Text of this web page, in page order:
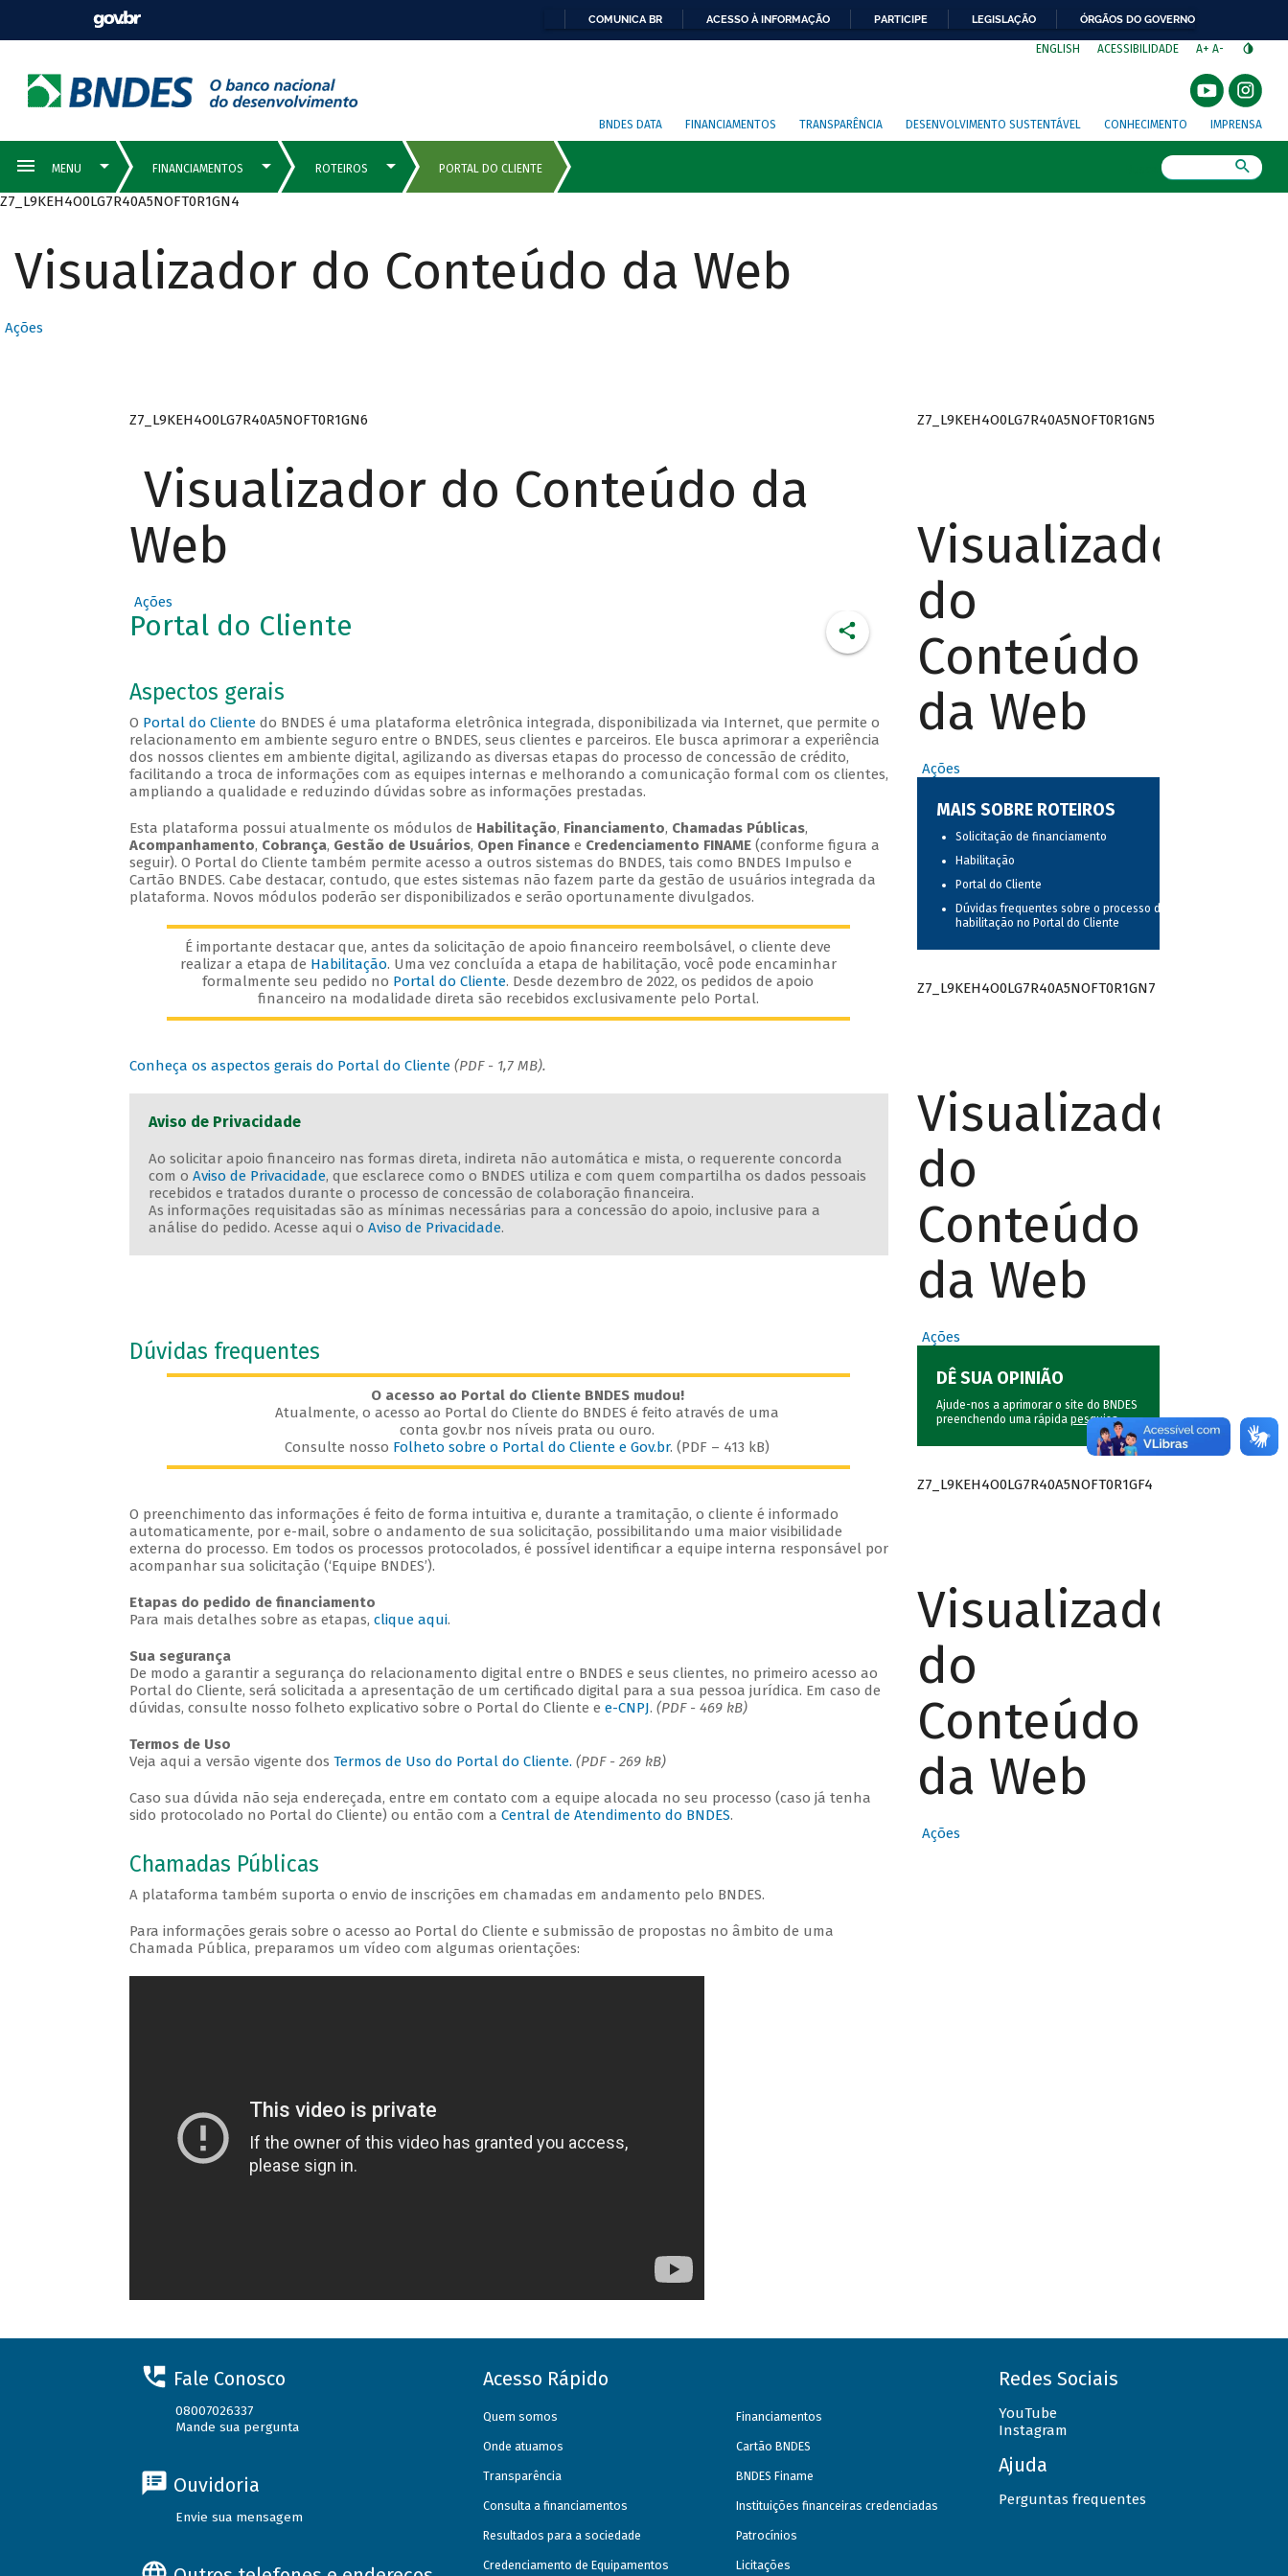
COMUNICA BR ACESSO À INFORMAÇÃO PARTICIPE LEGISLAÇÃO ÓRGÃOS DO GOVERNO
ENGLISH ACESSIBILIDADE A+ A-
BNDES DATA FINANCIAMENTOS TRANSPARÊNCIA DESENVOLVIMENTO SUSTENTÁVEL CONHECIMENTO IMPRENSA
Z7_L9KEH4O0LG7R40A5NOFT0R1GN4
Visualizador do Conteúdo da Web
Ações
Z7_L9KEH4O0LG7R40A5NOFT0R1GN6
Visualizador do Conteúdo da
Web
Ações
Portal do Cliente
Aspectos gerais
O Portal do Clientedo BNDES é uma plataforma eletrônica integrada, disponibilizada via Internet, que permite o
relacionamento em ambiente seguro entre o BNDES, seus clientes e parceiros. Ele busca aprimorar a experiência
dos nossos clientes em ambiente digital, agilizando as diversas etapas do processo de concessão de crédito,
facilitando a troca de informações com as equipes internas e melhorando a comunicação formal com os clientes,
ampliando a qualidade e reduzindo dúvidas sobre as informações prestadas.
Esta plataforma possui atualmente os módulos de Habilitação, Financiamento, Chamadas Públicas,
Acompanhamento, Cobrança, Gestão de Usuários, Open Financee Credenciamento FINAME(conforme figura a
seguir). O Portal do Cliente também permite acesso a outros sistemas do BNDES, tais como BNDES Impulso e
Cartão BNDES. Cabe destacar, contudo, que estes sistemas não fazem parte da gestão de usuários integrada da
plataforma. Novos módulos poderão ser disponibilizados e serão oportunamente divulgados.
É importante destacar que, antes da solicitação de apoio financeiro reembolsável, o cliente deve
realizar a etapa de Habilitação. Uma vez concluída a etapa de habilitação, você pode encaminhar
formalmente seu pedido no Portal do Cliente. Desde dezembro de 2022, os pedidos de apoio
financeiro na modalidade direta são recebidos exclusivamente pelo Portal.
Conheça os aspectos gerais do Portal do Cliente (PDF - 1,7 MB).
Aviso de Privacidade
Ao solicitar apoio financeiro nas formas direta, indireta não automática e mista, o requerente concorda
com o Aviso de Privacidade, que esclarece como o BNDES utiliza e com quem compartilha os dados pessoais
recebidos e tratados durante o processo de concessão de colaboração financeira.
As informações requisitadas são as mínimas necessárias para a concessão do apoio, inclusive para a
análise do pedido. Acesse aqui o Aviso de Privacidade.
Dúvidas frequentes
O acesso ao Portal do Cliente BNDES mudou!
Atualmente, o acesso ao Portal do Cliente do BNDES é feito através de uma
conta gov.br nos níveis prata ou ouro.
Consulte nosso Folheto sobre o Portal do Cliente e Gov.br. (PDF – 413 kB)
O preenchimento das informações é feito de forma intuitiva e, durante a tramitação, o cliente é informado
automaticamente, por e-mail, sobre o andamento de sua solicitação, possibilitando uma maior visibilidade
externa do processo. Em todos os processos protocolados, é possível identificar a equipe interna responsável por
acompanhar sua solicitação (‘Equipe BNDES’).
Etapas do pedido de financiamento
Para mais detalhes sobre as etapas, clique aqui.
Sua segurança
De modo a garantir a segurança do relacionamento digital entre o BNDES e seus clientes, no primeiro acesso ao
Portal do Cliente, será solicitada a apresentação de um certificado digital para a sua pessoa jurídica. Em caso de
dúvidas, consulte nosso folheto explicativo sobre o Portal do Cliente e e-CNPJ. (PDF - 469 kB)
Termos de Uso
Veja aqui a versão vigente dos Termos de Uso do Portal do Cliente. (PDF - 269 kB)
Caso sua dúvida não seja endereçada, entre em contato com a equipe alocada no seu processo (caso já tenha
sido protocolado no Portal do Cliente) ou então com a Central de Atendimento do BNDES.
Chamadas Públicas
A plataforma também suporta o envio de inscrições em chamadas em andamento pelo BNDES.
Para informações gerais sobre o acesso ao Portal do Cliente e submissão de propostas no âmbito de uma
Chamada Pública, preparamos um vídeo com algumas orientações:
Z7_L9KEH4O0LG7R40A5NOFT0R1GN5
Visualizador
do
Conteúdo
da Web
Ações
MAIS SOBRE ROTEIROS
Solicitação de financiamento
Habilitação
Portal do Cliente
Dúvidas frequentes sobre o processo de
habilitação no Portal do Cliente
Z7_L9KEH4O0LG7R40A5NOFT0R1GN7
Visualizador
do
Conteúdo
da Web
Ações
DÊ SUA OPINIÃO
Ajude-nos a aprimorar o site do BNDES
preenchendo uma rápida pesquisa.
Z7_L9KEH4O0LG7R40A5NOFT0R1GF4
Visualizador
do
Conteúdo
da Web
Ações
Fale Conosco
08007026337
Mande sua pergunta
Ouvidoria
Envie sua mensagem
Acesso Rápido
Quem somos
Onde atuamos
Transparência
Consulta a financiamentos
Resultados para a sociedade
Credenciamento de Equipamentos
Financiamentos
Cartão BNDES
BNDES Finame
Instituições financeiras credenciadas
Patrocínios
Licitações
Redes Sociais
YouTube
Instagram
Ajuda
Perguntas frequentes